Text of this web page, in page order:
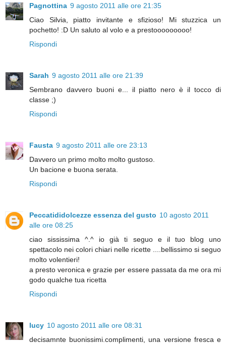
Pagnottina 9 agosto 2011 alle ore 21:35
Ciao Silvia, piatto invitante e sfizioso! Mi stuzzica un
pochetto! :D Un saluto al volo e a prestooooooooo!
Rispondi
Sarah 9 agosto 2011 alle ore 21:39
Sembrano davvero buoni e... il piatto nero è il tocco di
classe ;)
Rispondi
Fausta 9 agosto 2011 alle ore 23:13
Davvero un primo molto molto gustoso.
Un bacione e buona serata.
Rispondi
Peccatididolcezze essenza del gusto 10 agosto 2011
alle ore 08:25
ciao sississima ^.^ io già ti seguo e il tuo blog uno
spettacolo nei colori chiari nelle ricette ....bellissimo si seguo
molto volentieri!
a presto veronica e grazie per essere passata da me ora mi
godo qualche tua ricetta
Rispondi
lucy 10 agosto 2011 alle ore 08:31
decisamnte buonissimi.complimenti, una versione fresca e